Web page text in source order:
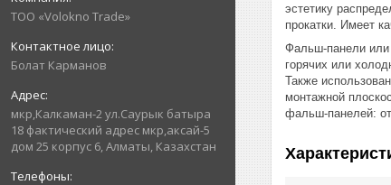
ТОО «Volokno Trade»
Болат Карманов
мкр,Калкаман-2 ул.Саурык батыра
18 фактический адрес мкр,аксай-5
дом 25 корпус 6, Алматы, Казахстан
эстетику
прокатки. Имеет
Фальш-панели или
горячих или
Также
монтажной
фальш-панелей: